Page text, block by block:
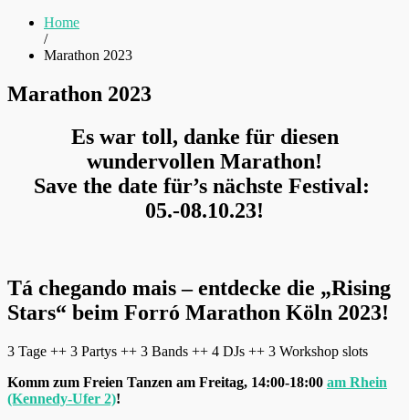
Home
/
Marathon 2023
Marathon 2023
Es war toll, danke für diesen
wundervollen Marathon!
Save the date für’s nächste Festival:
05.-08.10.23!
Tá chegando mais – entdecke die „Rising
Stars“ beim Forró Marathon Köln 2023!
3 Tage ++ 3 Partys ++ 3 Bands ++ 4 DJs ++ 3 Workshop slots
Komm zum Freien Tanzen am Freitag, 14:00-18:00 am Rhein
(Kennedy-Ufer 2)!